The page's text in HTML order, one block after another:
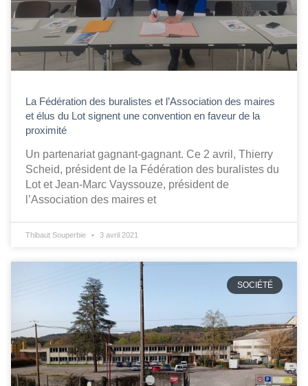
La Fédération des buralistes et l’Association des maires
et élus du Lot signent une convention en faveur de la
proximité
Un partenariat gagnant-gagnant. Ce 2 avril, Thierry
Scheid, président de la Fédération des buralistes du
Lot et Jean-Marc Vayssouze, président de
l’Association des maires et
Thibaut Souperbie 3 avril 2021
SOCIÉTÉ